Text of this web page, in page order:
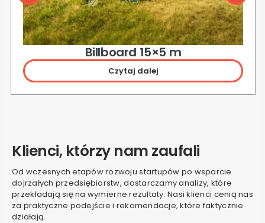
Billboard 15×5 m
Czytaj dalej
Klienci, którzy nam zaufali
Od wczesnych etapów rozwoju startupów po wsparcie
dojrzałych przedsiębiorstw, dostarczamy analizy, które
przekładają się na wymierne rezultaty. Nasi klienci cenią nas
za praktyczne podejście i rekomendacje, które faktycznie
działają.